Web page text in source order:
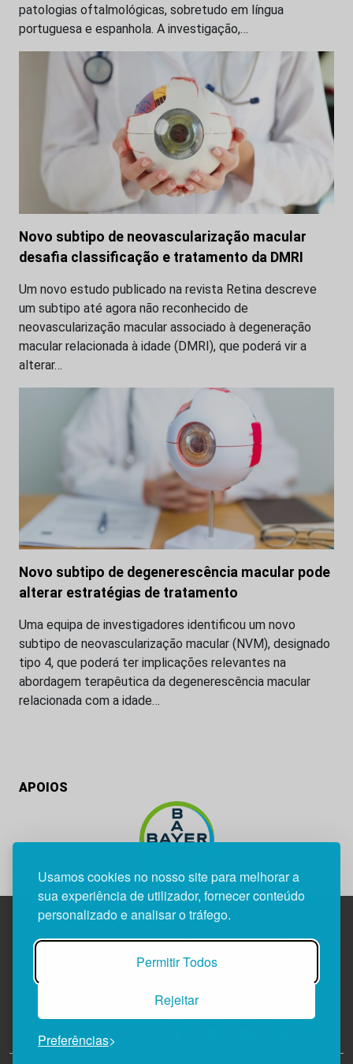
Usamos cookies no nosso site para melhorar a
sua experiência de utilizador, fornecer conteúdo
personalizado e analisar o tráfego.
Permitir Todos
Rejeitar
Preferências
patologias oftalmológicas, sobretudo em língua
portuguesa e espanhola. A investigação,…
Novo subtipo de neovascularização macular
desafia classificação e tratamento da DMRI
Um novo estudo publicado na revista Retina descreve
um subtipo até agora não reconhecido de
neovascularização macular associado à degeneração
macular relacionada à idade (DMRI), que poderá vir a
alterar…
Novo subtipo de degenerescência macular pode
alterar estratégias de tratamento
Uma equipa de investigadores identificou um novo
subtipo de neovascularização macular (NVM), designado
tipo 4, que poderá ter implicações relevantes na
abordagem terapêutica da degenerescência macular
relacionada com a idade…
APOIOS
Edif. Lisboa Oriente | Av. Infante D. Henrique, n.º 333H, esc.
1800-282 Lisboa | Portugal